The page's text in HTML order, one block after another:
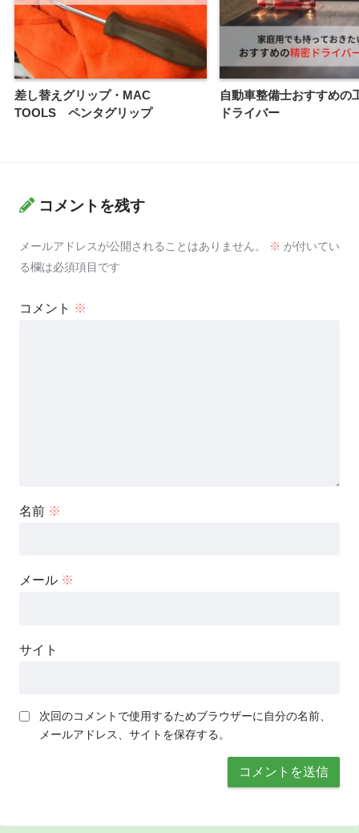
差し替えグリップ・MAC
TOOLS ペンタグリップ
自動車整備士おすすめの
ドライバー
コメントを残す
メールアドレスが公開されることはありません。 ※ が付いてい
る欄は必須項目です
コメント ※
名前 ※
メール ※
サイト
次回のコメントで使用するためブラウザーに自分の名前、
メールアドレス、サイトを保存する。